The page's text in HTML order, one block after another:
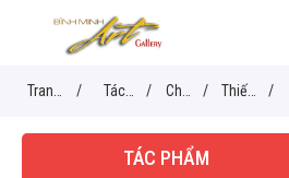
Trang
chủ
/ Tác
phẩm
/ Chủ
đề
/ Thiếu
nữ
/
TÁC PHẨM